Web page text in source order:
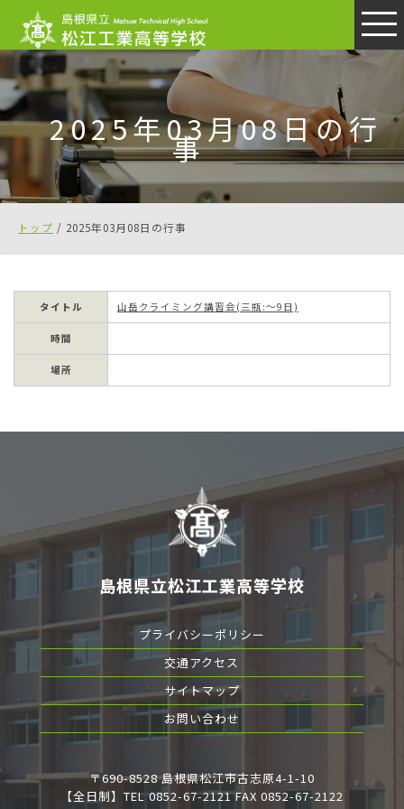
このページの本文へ
2025年03月08日の行
事
現
在
トップ / 2025年03月08日の行事
タイトル 山岳クライミング講習会(三瓶:～9日)
時間
場所
島根県立松江工業高等学校
プライバシーポリシー
交通アクセス
サイトマップ
お問い合わせ
〒690-8528 島根県松江市古志原4-1-10
【全日制】TEL 0852-67-2121 FAX 0852-67-2122